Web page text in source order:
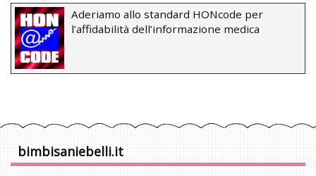
Aderiamo allo standard HONcode per
l’affidabilità dell’informazione medica
bimbisaniebelli.it